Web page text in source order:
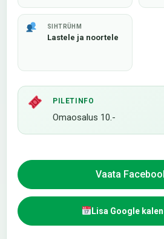
SIHTRÜHM
Lastele ja noortele
PILETINFO
Omaosalus 10.-
Vaata
Lisa Google